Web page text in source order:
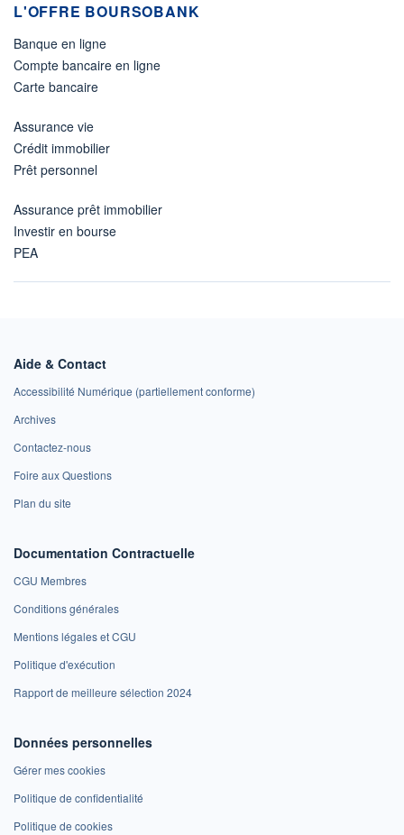
L'OFFRE BOURSOBANK
Banque en ligne
Compte bancaire en ligne
Carte bancaire
Assurance vie
Crédit immobilier
Prêt personnel
Assurance prêt immobilier
Investir en bourse
PEA
Aide & Contact
Accessibilité Numérique (partiellement conforme)
Archives
Contactez-nous
Foire aux Questions
Plan du site
Documentation Contractuelle
CGU Membres
Conditions générales
Mentions légales et CGU
Politique d'exécution
Rapport de meilleure sélection 2024
Données personnelles
Gérer mes cookies
Politique de confidentialité
Politique de cookies